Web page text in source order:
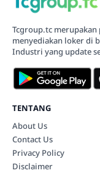
Tcgroup.tc
menyediakan loker di
Industri yang update
TENTANG
About Us
Contact Us
Privacy Policy
Disclaimer